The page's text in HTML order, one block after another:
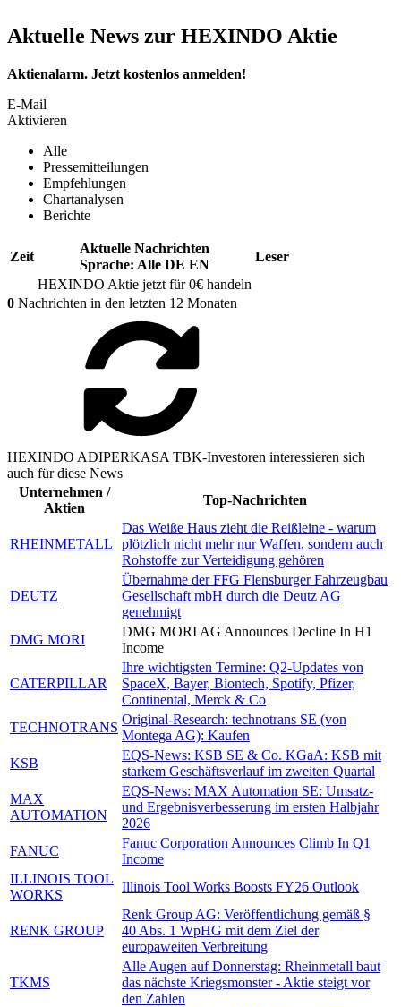
Aktuelle News zur HEXINDO Aktie
Aktienalarm. Jetzt kostenlos anmelden!
E-Mail
Aktivieren
Alle
Pressemitteilungen
Empfehlungen
Chartanalysen
Berichte
Zeit
Aktuelle Nachrichten
Sprache: Alle DE EN
Leser
HEXINDO Aktie jetzt für 0€ handeln
0 Nachrichten in den letzten 12 Monaten
HEXINDO ADIPERKASA TBK-Investoren interessieren sich
auch für diese News
Unternehmen /
Aktien
Top-Nachrichten
RHEINMETALL
Das Weiße Haus zieht die Reißleine - warum
plötzlich nicht mehr nur Waffen, sondern auch
Rohstoffe zur Verteidigung gehören
DEUTZ
Übernahme der FFG Flensburger Fahrzeugbau
Gesellschaft mbH durch die Deutz AG
genehmigt
DMG MORI
DMG MORI AG Announces Decline In H1
Income
CATERPILLAR
Ihre wichtigsten Termine: Q2-Updates von
SpaceX, Bayer, Biontech, Spotify, Pfizer,
Continental, Merck & Co
TECHNOTRANS
Original-Research: technotrans SE (von
Montega AG): Kaufen
KSB
EQS-News: KSB SE & Co. KGaA: KSB mit
starkem Geschäftsverlauf im zweiten Quartal
MAX
AUTOMATION
EQS-News: MAX Automation SE: Umsatz-
und Ergebnisverbesserung im ersten Halbjahr
2026
FANUC
Fanuc Corporation Announces Climb In Q1
Income
ILLINOIS TOOL
WORKS
Illinois Tool Works Boosts FY26 Outlook
RENK GROUP
Renk Group AG: Veröffentlichung gemäß §
40 Abs. 1 WpHG mit dem Ziel der
europaweiten Verbreitung
TKMS
Alle Augen auf Donnerstag: Rheinmetall baut
das nächste Kriegsmonster - Aktie steigt vor
den Zahlen